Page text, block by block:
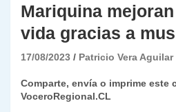
Mariquina
vida gracias a
17/08/2023 Patricio Vera Aguilar
Comparte, envía o imprime este
VoceroRegional.CL